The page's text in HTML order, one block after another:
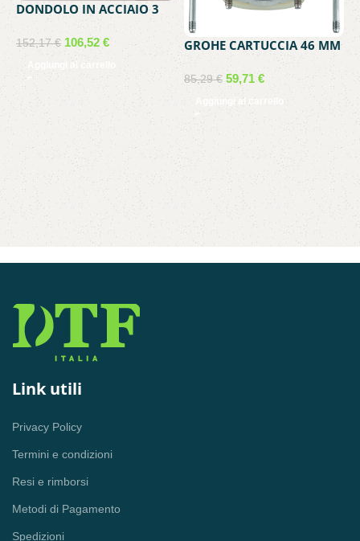
DONDOLO IN ACCIAIO 3
POSTI VERDE
152,17€ 106,52 €
GROHE CARTUCCIA 46 MM
DOCCIA VASCA LAVELLO
46048
85,29€ 59,71€
Aggiungi al carrello
Link utili
Privacy Policy
Termini e condizioni
Resi e rimborsi
Metodi di Pagamento
Spedizioni